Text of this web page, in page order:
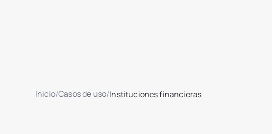
Inicio/Casos de uso/Instituciones financieras